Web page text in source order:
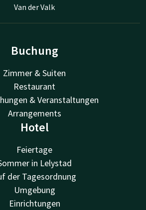
Van der Valk
Buchung
Zimmer & Suiten
Restaurant
& Veranstaltungen
Arrangements
Hotel
Feiertage
in Lelystad
der Tagesordnung
Umgebung
Einrichtungen